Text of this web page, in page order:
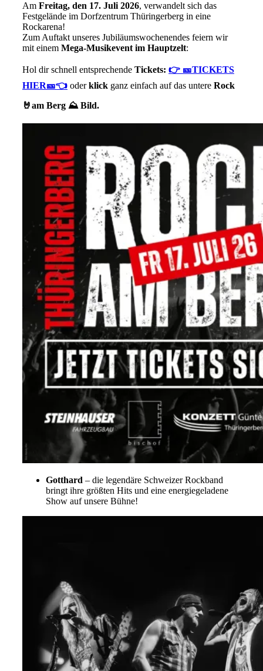
Am Freitag, den 17. Juli 2026, verwandelt sich das
Festgelände im Dorfzentrum Thüringerberg in eine
Rockarena!
Zum Auftakt unseres Jubiläumswochenendes feiern wir
mit einem Mega-Musikevent im Hauptzelt:
Hol dir schnell entsprechende Tickets: 👉 🎫TICKETS
HIER🎫👈 oderklick ganz einfach auf das untere Rock
🤘am Berg ⛰️ Bild.
Gotthard – die legendäre Schweizer Rockband
bringt ihre größten Hits und eine energiegeladene
Show auf unsere Bühne!